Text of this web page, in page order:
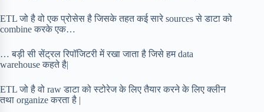
ETL जो है वो एक प्रोसेस है जिसके तहत कई सारे sources से डाटा को
combine करके एक…
… बड़ी सी सेंट्रल रिपॉजिटरी में रखा जाता है जिसे हम data
warehouse कहते है|
ETL जो है वो raw डाटा को स्टोरेज के लिए तैयार करने के लिए क्लीन
तथा organize करता है |